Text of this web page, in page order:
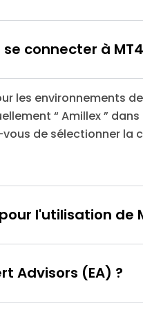
connecter à
les environnements
“ Amillex ” dans
de sélectionner la
l'utilisation de
Advisors (EA) ?